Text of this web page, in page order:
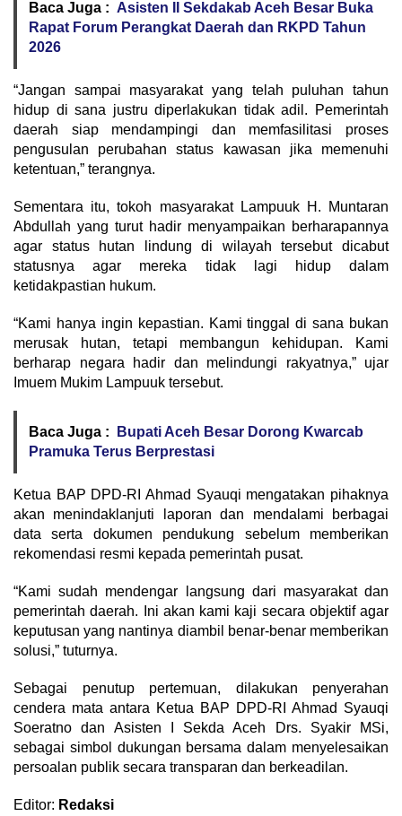
Baca Juga : Asisten II Sekdakab Aceh Besar Buka
Rapat Forum Perangkat Daerah dan RKPD Tahun
2026
“Jangan sampai masyarakat yang telah puluhan tahun
hidup di sana justru diperlakukan tidak adil. Pemerintah
daerah siap mendampingi dan memfasilitasi proses
pengusulan perubahan status kawasan jika memenuhi
ketentuan,” terangnya.
Sementara itu, tokoh masyarakat Lampuuk H. Muntaran
Abdullah yang turut hadir menyampaikan berharapannya
agar status hutan lindung di wilayah tersebut dicabut
statusnya agar mereka tidak lagi hidup dalam
ketidakpastian hukum.
“Kami hanya ingin kepastian. Kami tinggal di sana bukan
merusak hutan, tetapi membangun kehidupan. Kami
berharap negara hadir dan melindungi rakyatnya,” ujar
Imuem Mukim Lampuuk tersebut.
Baca Juga :
Bupati Aceh Besar Dorong Kwarcab
Pramuka Terus Berprestasi
Ketua BAP DPD-RI Ahmad Syauqi mengatakan pihaknya
akan menindaklanjuti laporan dan mendalami berbagai
data serta dokumen pendukung sebelum memberikan
rekomendasi resmi kepada pemerintah pusat.
“Kami sudah mendengar langsung dari masyarakat dan
pemerintah daerah. Ini akan kami kaji secara objektif agar
keputusan yang nantinya diambil benar-benar memberikan
solusi,” tuturnya.
Sebagai penutup pertemuan, dilakukan penyerahan
cendera mata antara Ketua BAP DPD-RI Ahmad Syauqi
Soeratno dan Asisten I Sekda Aceh Drs. Syakir MSi,
sebagai simbol dukungan bersama dalam menyelesaikan
persoalan publik secara transparan dan berkeadilan.
Editor: Redaksi